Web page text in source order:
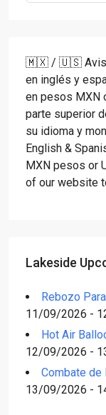
🇲🇽 / 🇺🇸 Aviso:
en inglés y
en pesos MXN
parte superior
su idioma y
English &
MXN pesos or
of our website
Lakeside
Rebozo
11/09/2026 -
Hot Air
12/09/2026 -
Combate de
13/09/2026 -